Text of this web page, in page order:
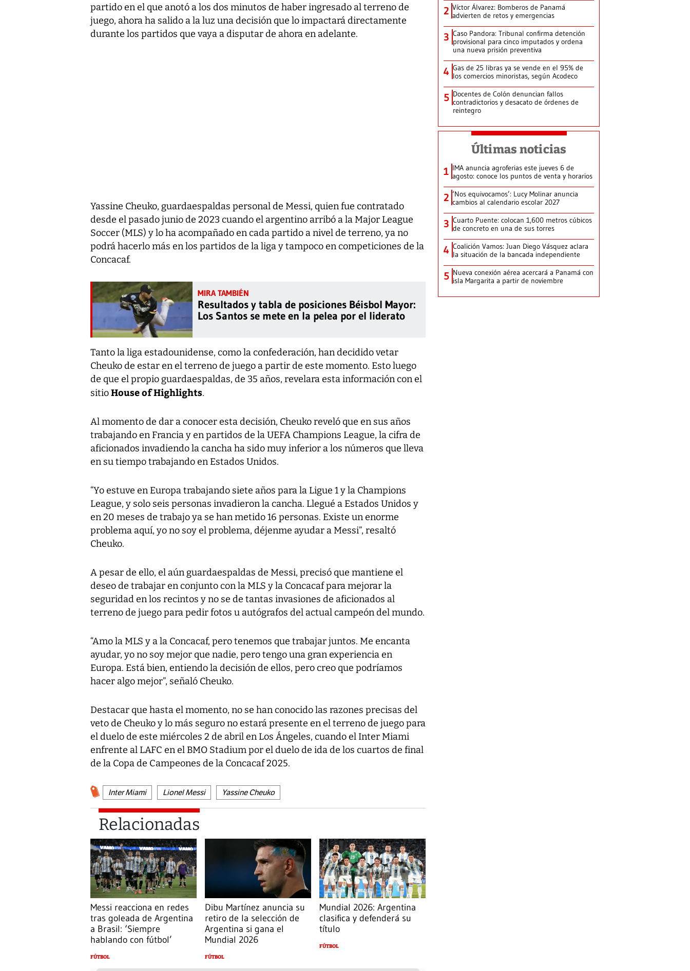
partido en el que anotó a los dos minutos de haber ingresado al terreno de
juego, ahora ha salido a la luz una decisión que lo impactará directamente
durante los partidos que vaya a disputar de ahora en adelante.
Yassine Cheuko, guardaespaldas personal de Messi, quien fue contratado
desde el pasado junio de 2023 cuando el argentino arribó a la Major League
Soccer (MLS) y lo ha acompañado en cada partido a nivel de terreno, ya no
podrá hacerlo más en los partidos de la liga y tampoco en competiciones de la
Concacaf.
Resultados y tabla de posiciones Béisbol Mayor:
Los Santos se mete en la pelea por el liderato
Tanto la liga estadounidense, como la confederación, han decidido vetar
Cheuko de estar en el terreno de juego a partir de este momento. Esto luego
de que el propio guardaespaldas, de 35 años, revelara esta información con el
sitioHouse of Highlights.
Al momento de dar a conocer esta decisión, Cheuko reveló que en sus años
trabajando en Francia y en partidos de la UEFA Champions League, la cifra de
aficionados invadiendo la cancha ha sido muy inferior a los números que lleva
en su tiempo trabajando en Estados Unidos.
“Yo estuve en Europa trabajando siete años para la Ligue 1 y la Champions
League, y solo seis personas invadieron la cancha. Llegué a Estados Unidos y
en 20 meses de trabajo ya se han metido 16 personas. Existe un enorme
problema aquí, yo no soy el problema, déjenme ayudar a Messi”, resaltó
Cheuko.
A pesar de ello, el aún guardaespaldas de Messi, precisó que mantiene el
deseo de trabajar en conjunto con la MLS y la Concacaf para mejorar la
seguridad en los recintos y no se de tantas invasiones de aficionados al
terreno de juego para pedir fotos u autógrafos del actual campeón del mundo.
“Amo la MLS y a la Concacaf, pero tenemos que trabajar juntos. Me encanta
ayudar, yo no soy mejor que nadie, pero tengo una gran experiencia en
Europa. Está bien, entiendo la decisión de ellos, pero creo que podríamos
hacer algo mejor”, señaló Cheuko.
Destacar que hasta el momento, no se han conocido las razones precisas del
veto de Cheuko y lo más seguro no estará presente en el terreno de juego para
el duelo de este miércoles 2 de abril en Los Ángeles, cuando el Inter Miami
enfrente al LAFC en el BMO Stadium por el duelo de ida de los cuartos de final
de la Copa de Campeones de la Concacaf 2025.
Inter Miami Lionel Messi Yassine Cheuko
Relacionadas
Messi reacciona en redes
tras goleada de Argentina
a Brasil: ‘Siempre
hablando con fútbol’
FÚTBOL
Dibu Martínez anuncia su
retiro de la selección de
Argentina si gana el
Mundial 2026
FÚTBOL
Mundial 2026: Argentina
clasifica y defenderá su
título
FÚTBOL
2 Víctor Álvarez: Bomberos de Panamá
advierten de retos y emergencias
3 Caso Pandora: Tribunal confirma detención
provisional para cinco imputados y ordena
una nueva prisión preventiva
4 Gas de 25 libras ya se vende en el 95% de
los comercios minoristas, según Acodeco
5 Docentes de Colón denuncian fallos
contradictorios y desacato de órdenes de
reintegro
Últimas noticias
1 IMA anuncia agroferias este jueves 6 de
agosto: conoce los puntos de venta y horarios
2 ‘Nos equivocamos’: Lucy Molinar anuncia
cambios al calendario escolar 2027
3 Cuarto Puente: colocan 1,600 metros cúbicos
de concreto en una de sus torres
4 Coalición Vamos: Juan Diego Vásquez aclara
la situación de la bancada independiente
5 Nueva conexión aérea acercará a Panamá con
isla Margarita a partir de noviembre